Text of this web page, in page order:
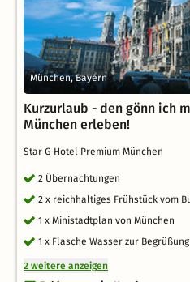
München, Bayern
Kurzurlaub - den gönn ich
München erleben!
Star G Hotel Premium München
2 Übernachtungen
2 x reichhaltiges Frühstück vom
1 x Ministadtplan von München
1 x Flasche Wasser zur
2 weitere anzeigen